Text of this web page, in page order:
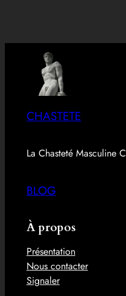
CHASTETE
La Chasteté Masculine
BLOG
À propos
Présentation
Nous contacter
Signaler